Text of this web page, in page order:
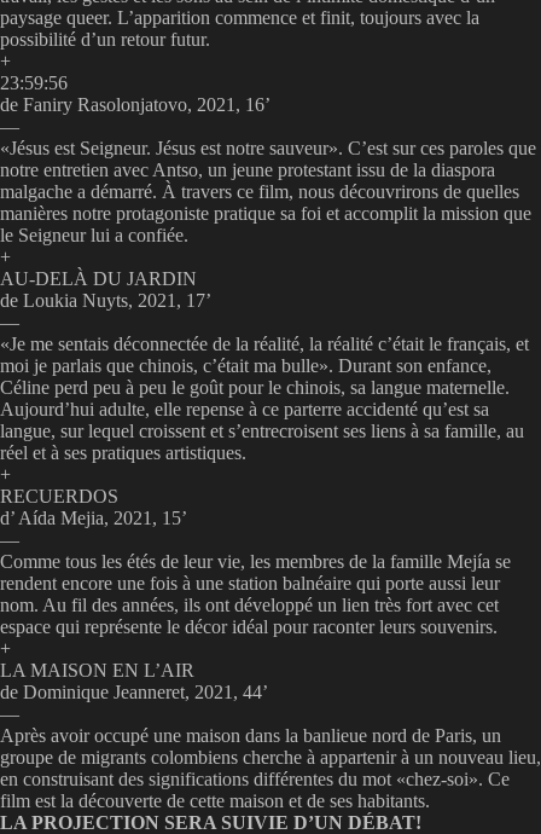
paysage queer. L’apparition commence et finit, toujours avec la
possibilité d’un retour futur.
+
23:59:56
de Faniry Rasolonjatovo, 2021, 16’
—
«Jésus est Seigneur. Jésus est notre sauveur». C’est sur ces paroles que
notre entretien avec Antso, un jeune protestant issu de la diaspora
malgache a démarré. À travers ce film, nous découvrirons de quelles
manières notre protagoniste pratique sa foi et accomplit la mission que
le Seigneur lui a confiée.
+
AU-DELÀ DU JARDIN
de Loukia Nuyts, 2021, 17’
—
«Je me sentais déconnectée de la réalité, la réalité c’était le français, et
moi je parlais que chinois, c’était ma bulle». Durant son enfance,
Céline perd peu à peu le goût pour le chinois, sa langue maternelle.
Aujourd’hui adulte, elle repense à ce parterre accidenté qu’est sa
langue, sur lequel croissent et s’entrecroisent ses liens à sa famille, au
réel et à ses pratiques artistiques.
+
RECUERDOS
d’ Aída Mejia, 2021, 15’
—
Comme tous les étés de leur vie, les membres de la famille Mejía se
rendent encore une fois à une station balnéaire qui porte aussi leur
nom. Au fil des années, ils ont développé un lien très fort avec cet
espace qui représente le décor idéal pour raconter leurs souvenirs.
+
LA MAISON EN L’AIR
de Dominique Jeanneret, 2021, 44’
—
Après avoir occupé une maison dans la banlieue nord de Paris, un
groupe de migrants colombiens cherche à appartenir à un nouveau lieu,
en construisant des significations différentes du mot «chez-soi». Ce
film est la découverte de cette maison et de ses habitants.
LA PROJECTION SERA SUIVIE D’UN DÉBAT!